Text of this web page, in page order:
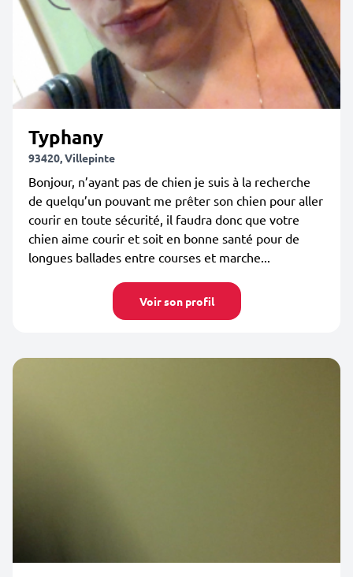
Typhany
93420, Villepinte
Bonjour, n’ayant pas de chien je suis à la recherche
de quelqu’un pouvant me prêter son chien pour aller
courir en toute sécurité, il faudra donc que votre
chien aime courir et soit en bonne santé pour de
longues ballades entre courses et marche...
Voir son profil